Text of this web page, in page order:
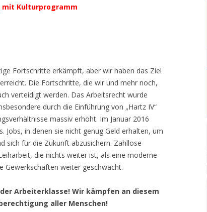
mit Kulturprogramm
Fortschritte erkämpft, aber wir haben das Ziel
Die Fortschritte, die wir und mehr noch,
verteidigt werden. Das Arbeitsrecht wurde
durch die Einführung von „Hartz IV“
massiv erhöht. Im Januar 2016
Jobs, in denen sie nicht genug Geld erhalten, um
sich für die Zukunft abzusichern. Zahllose
die nichts weiter ist, als eine moderne
Gewerkschaften weiter geschwächt.
Arbeiterklasse! Wir kämpfen an diesem
aller Menschen!